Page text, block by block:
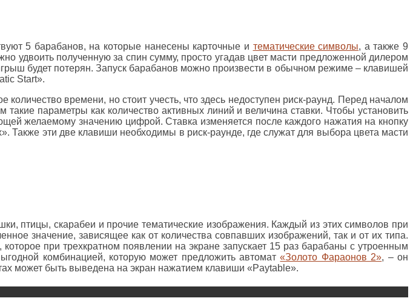
5 барабанов, на которые нанесены карточные и тематические символы, а также 9
удвоить полученную за спин сумму, просто угадав цвет масти предложенной дилером
будет потерян. Запуск барабанов можно произвести в обычном режиме – клавишей
Start».
времени, но стоит учесть, что здесь недоступен риск-раунд. Перед началом
параметры как количество активных линий и величина ставки. Чтобы установить
желаемому значению цифрой. Ставка изменяется после каждого нажатия на кнопку
Также эти две клавиши необходимы в риск-раунде, где служат для выбора цвета масти
птицы, скарабеи и прочие тематические изображения. Каждый из этих символов при
значение, зависящее как от количества совпавших изображений, так и от их типа.
при трехкратном появлении на экране запускает 15 раз барабаны с утроенным
комбинацией, которую может предложить автомат«Золото Фараонов 2», – он
может быть выведена на экран нажатием клавиши «Paytable».